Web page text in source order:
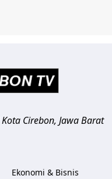
Kota Cirebon, Jawa Barat
Ekonomi & Bisnis